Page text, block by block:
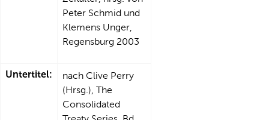
Peter Schmid und
Klemens Unger,
Regensburg 2003
Untertitel:
nach Clive Perry
(Hrsg.), The
Consolidated